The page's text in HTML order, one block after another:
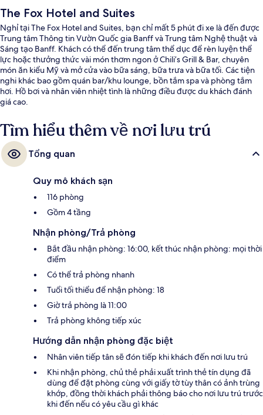
The Fox Hotel and Suites
Nghỉ tại The Fox Hotel and Suites, bạn chỉ mất 5 phút đi xe là đến được
Trung tâm Thông tin Vườn Quốc gia Banff và Trung tâm Nghệ thuật và
Sáng tạo Banff. Khách có thể đến trung tâm thể dục để rèn luyện thể
lực hoặc thưởng thức vài món thơm ngon ở Chili’s Grill & Bar, chuyên
món ăn kiểu Mỹ và mở cửa vào bữa sáng, bữa trưa và bữa tối. Các tiện
nghi khác bao gồm quán bar/khu lounge, bồn tắm spa và phòng tắm
hơi. Hồ bơi và nhân viên nhiệt tình là những điều được du khách đánh
giá cao.
Tìm hiểu thêm về nơi lưu trú
Tổng quan
Quy mô khách sạn
116 phòng
Gồm 4 tầng
Nhận phòng/Trả phòng
Bắt đầu nhận phòng: 16:00, kết thúc nhận phòng: mọi thời
điểm
Có thể trả phòng nhanh
Tuổi tối thiểu để nhận phòng: 18
Giờ trả phòng là 11:00
Trả phòng không tiếp xúc
Hướng dẫn nhận phòng đặc biệt
Nhân viên tiếp tân sẽ đón tiếp khi khách đến nơi lưu trú
Khi nhận phòng, chủ thẻ phải xuất trình thẻ tín dụng đã
dùng để đặt phòng cùng với giấy tờ tùy thân có ảnh trùng
khớp, đồng thời khách phải thông báo cho nơi lưu trú trước
khi đến nếu có yêu cầu gì khác